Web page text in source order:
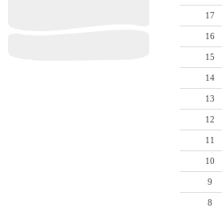
17
16
15
14
13
12
11
10
9
8